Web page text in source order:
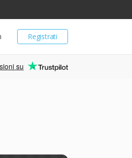
Registrati
su